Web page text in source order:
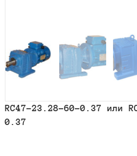
RC47-23.28-60-0.37 или
0.37